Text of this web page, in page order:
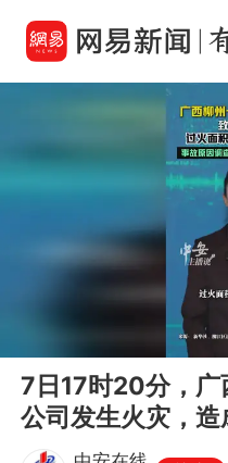
7日17时20分，广
公司发生火灾，